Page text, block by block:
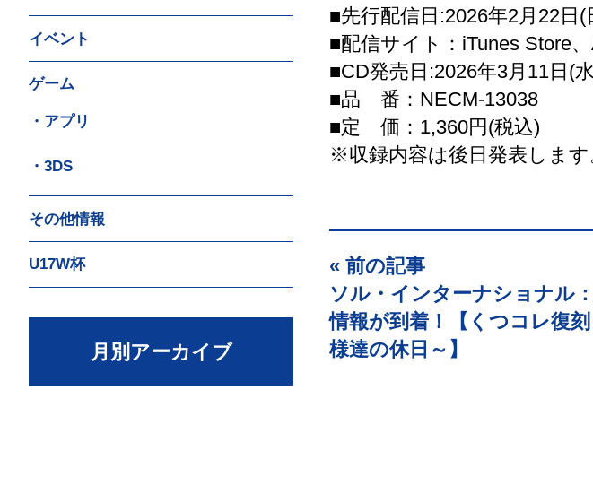
■先行配信日:2026年2月22日(
■配信サイト：iTunes Store
■CD発売日:2026年3月11日(
■品 番：NECM-13038
■定 価：1,360円(税込)
※収録内容は後日発表します
« 前の記事
ソル・インターナショナル
情報が到着！【くつコレ復
様達の休日～】
イベント
ゲーム
・アプリ
・3DS
その他情報
U17W杯
月別アーカイブ